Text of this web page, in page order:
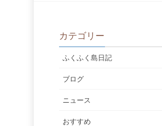
カテゴリー
ふくふく島日記
ブログ
ニュース
おすすめ